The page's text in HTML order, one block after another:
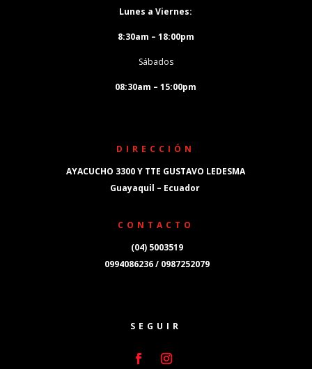
Lunes a Viernes:
8:30am – 18:00pm
Sábados
08:30am – 15:00pm
DIRECCIÓN
AYACUCHO 3300 Y TTE GUSTAVO LEDESMA
Guayaquil – Ecuador
CONTACTO
(04) 5003519
0994086236 / 0987252079
SEGUIR